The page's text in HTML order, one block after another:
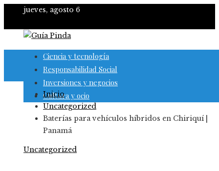
jueves, agosto 6
Ciencia y tecnología
Responsabilidad Social
Inversiones y negocios
Cultura y ocio
Inicio
Uncategorized
Baterías para vehículos híbridos en Chiriquí |
Panamá
Uncategorized